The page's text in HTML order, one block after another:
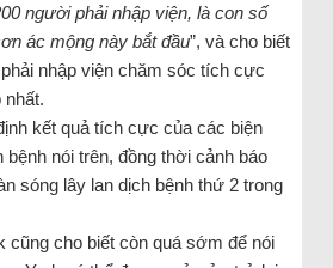
người phải nhập viện, là con số
ác mộng này bắt đầu”, và cho biết
nhập viện chăm sóc tích cực
kết quả tích cực của các biện
bệnh nói trên, đồng thời cảnh báo
sóng lây lan dịch bệnh thứ 2 trong
cũng cho biết còn quá sớm để nói